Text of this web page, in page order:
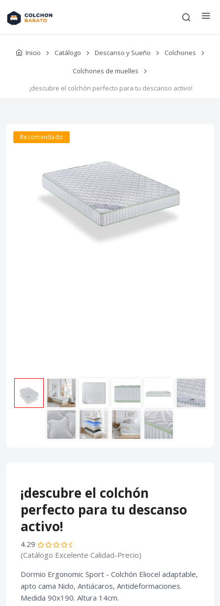
Inicio Catálogo Descanso y Sueño Colchones
Colchones de muelles
¡descubre el colchón perfecto para tu descanso activo!
Recomendado
¡descubre el colchón
perfecto para tu descanso
activo!
4.29
(Catálogo Excelente Calidad-Precio)
Dormio Ergonomic Sport - Colchón Eliocel adaptable,
apto cama Nido, Antiácaros, Antideformaciones.
Medida 90x190. Altura 14cm.